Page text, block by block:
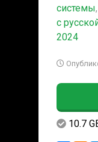
системы,
с
2024
10.7